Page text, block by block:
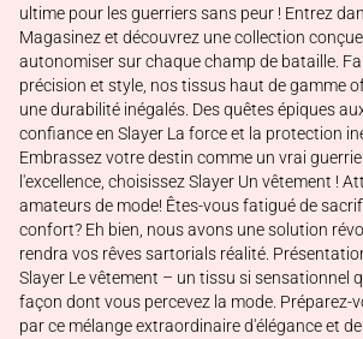
ultime pour les guerriers sans peur ! Entrez
Magasinez et découvrez une collection
autonomiser sur chaque champ de bataille.
précision et style, nos tissus haut de gamme
une durabilité inégalés. Des quêtes épiques
confiance en Slayer La force et la protection
Embrassez votre destin comme un vrai
l'excellence, choisissez Slayer Un vêtement !
amateurs de mode! Êtes-vous fatigué de
confort? Eh bien, nous avons une solution
rendra vos rêves sartorials réalité.
Slayer Le vêtement – un tissu si sensationnel
façon dont vous percevez la mode. Préparez-
par ce mélange extraordinaire d'élégance et